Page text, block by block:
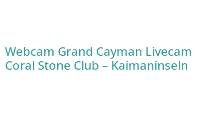
Webcam Grand Cayman Livecam
Coral Stone Club – Kaimaninseln